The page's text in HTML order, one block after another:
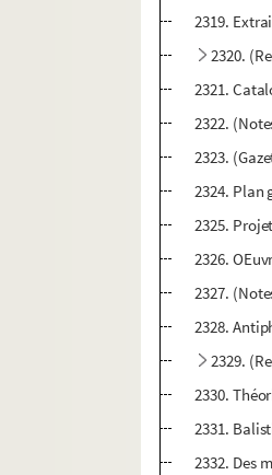
2319.
2320.
2321.
2322.
2323.
2324. Plan
2325.
2326.
2327.
2328.
2329.
2330.
2331.
2332. Des